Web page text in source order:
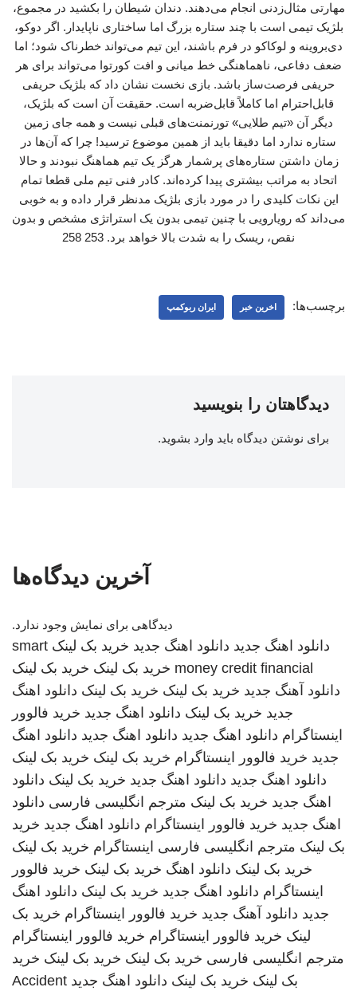
مهارتی مثال‌زدنی انجام می‌دهند. دندان شیطان را بکشید در مجموع،
بلژیک تیمی است با چند ستاره بزرگ اما ساختاری ناپایدار. اگر دوکو،
دی‌بروینه و لوکاکو در فرم باشند، این تیم می‌تواند خطرناک شود؛ اما
ضعف دفاعی، ناهماهنگی خط میانی و افت کورتوا می‌تواند برای هر
حریفی فرصت‌ساز باشد. بازی نخست نشان داد که بلژیک حریفی
قابل‌احترام اما کاملاً قابل‌ضربه است. حقیقت آن است که بلژیک،
دیگر آن «تیم طلایی» تورنمنت‌های قبلی نیست و همه جای زمین
ستاره ندارد اما دقیقا باید از همین موضوع ترسید! چرا که آن‌ها در
زمان داشتن ستاره‌های پرشمار هرگز یک تیم هماهنگ نبودند و حالا
اتحاد به مراتب بیشتری پیدا کرده‌اند. کادر فنی تیم ملی قطعا تمام
این نکات کلیدی را در مورد بازی بلژیک مدنظر قرار داده و به خوبی
می‌داند که رویارویی با چنین تیمی بدون یک استراتژی مشخص و بدون
نقص، ریسک را به شدت بالا خواهد برد. 253 258
برچسب‌ها: اخرین خبر ایران ربوکمپ
دیدگاهتان را بنویسید
برای نوشتن دیدگاه باید وارد بشوید.
آخرین دیدگاه‌ها
دیدگاهی برای نمایش وجود ندارد.
دانلود اهنگ جدید دانلود اهنگ جدید خرید بک لینک smart
money credit financial خرید بک لینک خرید بک لینک
دانلود آهنگ جدید خرید بک لینک خرید بک لینک دانلود اهنگ
جدید خرید بک لینک دانلود اهنگ جدید خرید فالوور
اینستاگرام دانلود اهنگ جدید دانلود اهنگ جدید دانلود اهنگ
جدید خرید فالوور اینستاگرام خرید بک لینک خرید بک لینک
دانلود اهنگ جدید دانلود اهنگ جدید خرید بک لینک دانلود
اهنگ جدید خرید بک لینک مترجم انگلیسی فارسی دانلود
اهنگ جدید خرید فالوور اینستاگرام دانلود اهنگ جدید خرید
بک لینک مترجم انگلیسی فارسی اینستاگرام خرید بک لینک
خرید بک لینک دانلود اهنگ خرید بک لینک خرید فالوور
اینستاگرام دانلود اهنگ جدید خرید بک لینک دانلود اهنگ
جدید دانلود آهنگ جدید خرید فالوور اینستاگرام خرید بک
لینک خرید فالوور اینستاگرام خرید فالوور اینستاگرام
مترجم انگلیسی فارسی خرید بک لینک خرید بک لینک خرید
بک لینک خرید بک لینک دانلود اهنگ جدید Accident